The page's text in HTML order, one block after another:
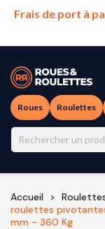
Frais de port à
Roues Roulettes
Accueil
roulettes
mm - 360 Kg